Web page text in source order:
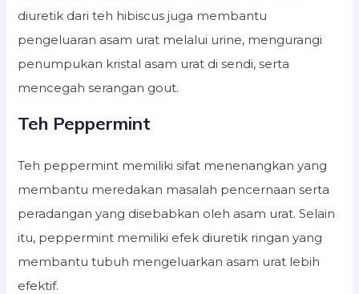
diuretik dari teh hibiscus juga membantu
pengeluaran asam urat melalui urine, mengurangi
penumpukan kristal asam urat di sendi, serta
mencegah serangan gout.
Teh Peppermint
Teh peppermint memiliki sifat menenangkan yang
membantu meredakan masalah pencernaan serta
peradangan yang disebabkan oleh asam urat. Selain
itu, peppermint memiliki efek diuretik ringan yang
membantu tubuh mengeluarkan asam urat lebih
efektif.